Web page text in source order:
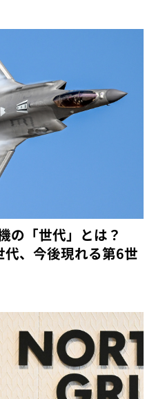
の「世代」とは？
、今後現れる第6世